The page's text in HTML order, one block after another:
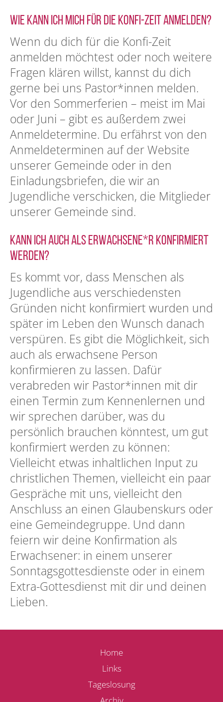
Wie kann ich mich für die Konfi-Zeit anmelden?
Wenn du dich für die Konfi-Zeit
anmelden möchtest oder noch weitere
Fragen klären willst, kannst du dich
gerne bei uns Pastor*innen melden.
Vor den Sommerferien – meist im Mai
oder Juni – gibt es außerdem zwei
Anmeldetermine. Du erfährst von den
Anmeldeterminen auf der Website
unserer Gemeinde oder in den
Einladungsbriefen, die wir an
Jugendliche verschicken, die Mitglieder
unserer Gemeinde sind.
Kann ich auch als Erwachsene*r konfirmiert
werden?
Es kommt vor, dass Menschen als
Jugendliche aus verschiedensten
Gründen nicht konfirmiert wurden und
später im Leben den Wunsch danach
verspüren. Es gibt die Möglichkeit, sich
auch als erwachsene Person
konfirmieren zu lassen. Dafür
verabreden wir Pastor*innen mit dir
einen Termin zum Kennenlernen und
wir sprechen darüber, was du
persönlich brauchen könntest, um gut
konfirmiert werden zu können:
Vielleicht etwas inhaltlichen Input zu
christlichen Themen, vielleicht ein paar
Gespräche mit uns, vielleicht den
Anschluss an einen Glaubenskurs oder
eine Gemeindegruppe. Und dann
feiern wir deine Konfirmation als
Erwachsener: in einem unserer
Sonntagsgottesdienste oder in einem
Extra-Gottesdienst mit dir und deinen
Lieben.
Home
Links
Tageslosung